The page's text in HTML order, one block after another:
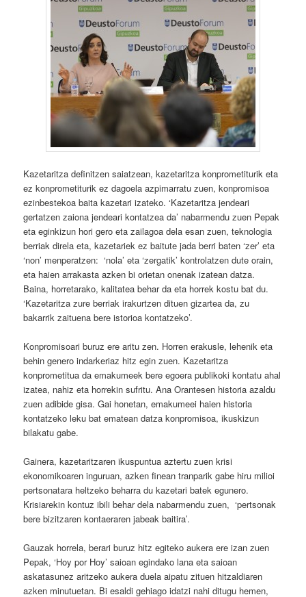
Kazetaritza definitzen saiatzean, kazetaritza konprometiturik eta
ez konprometiturik ez dagoela azpimarratu zuen, konpromisoa
ezinbestekoa baita kazetari izateko. ‘Kazetaritza jendeari
gertatzen zaiona jendeari kontatzea da’ nabarmendu zuen Pepak
eta eginkizun hori gero eta zailagoa dela esan zuen, teknologia
berriak direla eta, kazetariek ez baitute jada berri baten ‘zer’ eta
‘non’ menperatzen: ‘nola’ eta ‘zergatik’ kontrolatzen dute orain,
eta haien arrakasta azken bi orietan onenak izatean datza.
Baina, horretarako, kalitatea behar da eta horrek kostu bat du.
‘Kazetaritza zure berriak irakurtzen dituen gizartea da, zu
bakarrik zaituena bere istorioa kontatzeko’.
Konpromisoari buruz ere aritu zen. Horren erakusle, lehenik eta
behin genero indarkeriaz hitz egin zuen. Kazetaritza
konprometitua da emakumeek bere egoera publikoki kontatu ahal
izatea, nahiz eta horrekin sufritu. Ana Orantesen historia azaldu
zuen adibide gisa. Gai honetan, emakumeei haien historia
kontatzeko leku bat ematean datza konpromisoa, ikuskizun
bilakatu gabe.
Gainera, kazetaritzaren ikuspuntua aztertu zuen krisi
ekonomikoaren inguruan, azken finean tranparik gabe hiru milioi
pertsonatara heltzeko beharra du kazetari batek egunero.
Krisiarekin kontuz ibili behar dela nabarmendu zuen, ‘pertsonak
bere bizitzaren kontaeraren jabeak baitira’.
Gauzak horrela, berari buruz hitz egiteko aukera ere izan zuen
Pepak, ‘Hoy por Hoy’ saioan egindako lana eta saioan
askatasunez aritzeko aukera duela aipatu zituen hitzaldiaren
azken minutuetan. Bi esaldi gehiago idatzi nahi ditugu hemen,